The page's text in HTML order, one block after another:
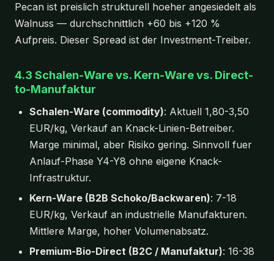
Pecan ist preislich strukturell hoeher angesiedelt als
Walnuss — durchschnittlich +60 bis +120 %
Aufpreis. Dieser Spread ist der Investment-Treiber.
4.3 Schalen-Ware vs. Kern-Ware vs. Direct-
to-Manufaktur
Schalen-Ware (commodity): Aktuell 1,80-3,50
EUR/kg, Verkauf an Knack-Linien-Betreiber.
Marge minimal, aber Risiko gering. Sinnvoll fuer
Anlauf-Phase Y4-Y8 ohne eigene Knack-
Infrastruktur.
Kern-Ware (B2B Schoko/Backwaren): 7-18
EUR/kg, Verkauf an industrielle Manufakturen.
Mittlere Marge, hoher Volumenabsatz.
Premium-Bio-Direct (B2C / Manufaktur): 16-38